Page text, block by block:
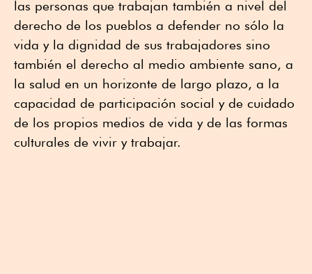
las personas que trabajan también a nivel del
derecho de los pueblos a defender no sólo la
vida y la dignidad de sus trabajadores sino
también el derecho al medio ambiente sano, a
la salud en un horizonte de largo plazo, a la
capacidad de participación social y de cuidado
de los propios medios de vida y de las formas
culturales de vivir y trabajar.